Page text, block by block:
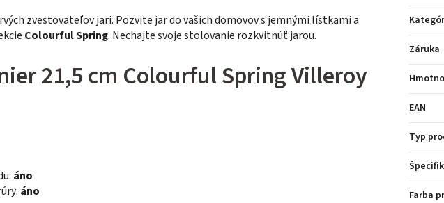
zvestovateľov jari. Pozvite jar do vašich domovov s jemnými lístkami a
Colourful Spring. Nechajte svoje stolovanie rozkvitnúť jarou.
21,5 cm Colourful Spring Villeroy
áno
áno
Záruka
EAN
Typ
Farba